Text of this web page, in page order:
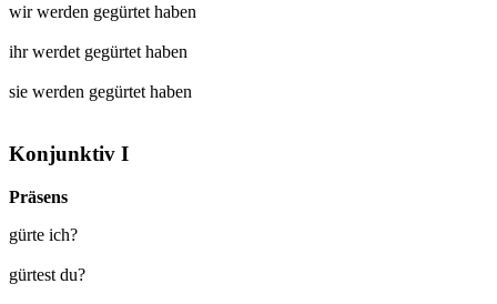
wir werden gegürtet haben
ihr werdet gegürtet haben
sie werden gegürtet haben
Konjunktiv I
Präsens
gürte ich?
gürtest du?